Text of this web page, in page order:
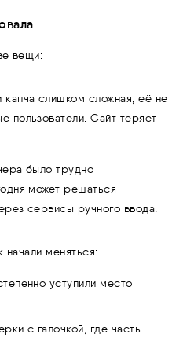
вещи:
слишком сложная, её не
пользователи. Сайт теряет
было трудно
может решаться
сервисы ручного ввода.
меняться:
уступили место
с галочкой, где часть